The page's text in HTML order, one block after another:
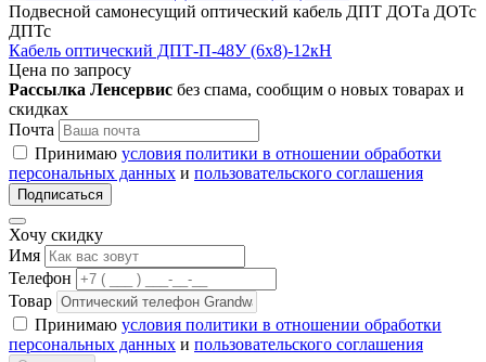
Подвесной самонесущий оптический кабель ДПТ ДОТа ДОТс
ДПТс
Кабель оптический ДПТ-П-48У (6х8)-12кН
Цена по запросу
Рассылка Ленсервис без спама, сообщим о новых товарах и
скидках
Почта
Принимаю условия политики в отношении обработки
персональных данных и пользовательского соглашения
Подписаться
Хочу скидку
Имя
Телефон
Товар
Принимаю условия политики в отношении обработки
персональных данных и пользовательского соглашения